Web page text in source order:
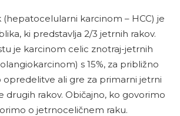
karcinom – HCC) je
ki predstavlja 2/3 jetrnih rakov.
je karcinom celic znotraj-jetrnih
s 15%, za približno
opredelitve ali gre za primarni jetrni
drugih rakov. Običajno, ko govorimo
o jetrnoceličnem raku.